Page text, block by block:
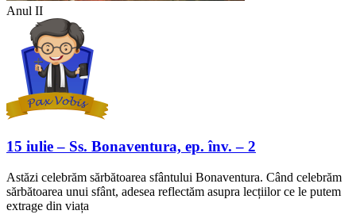
Anul II
15 iulie – Ss. Bonaventura, ep. înv. – 2
Astăzi celebrăm sărbătoarea sfântului Bonaventura. Când celebrăm
sărbătoarea unui sfânt, adesea reflectăm asupra lecțiilor ce le putem
extrage din viața